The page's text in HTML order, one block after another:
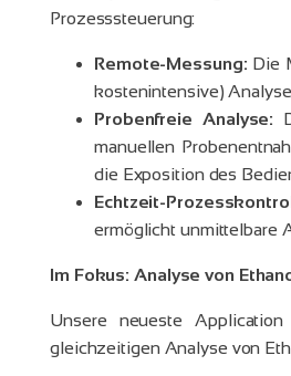
Prozesssteuerung:
Remote-Messung: Die
kostenintensive)
Probenfreie Analyse:
manuellen
die Exposition des
Echtzeit-
ermöglicht unmittelbare
Im Fokus: Analyse von
Unsere neueste
gleichzeitigen Analyse von